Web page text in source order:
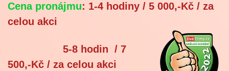
Cenapronájmu: 1-4 hodiny / 5 000,-Kč / za
celou akci
5-8 hodin / 7
500,-Kč / za celou akci